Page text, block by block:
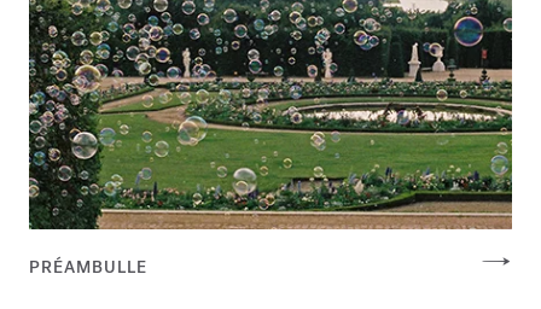
PRÉAMBULLE